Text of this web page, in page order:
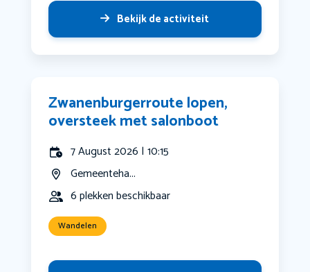
Bekijk de activiteit
Zwanenburgerroute lopen,
oversteek met salonboot
7 August 2026 | 10:15
Gemeenteha...
6 plekken beschikbaar
Wandelen